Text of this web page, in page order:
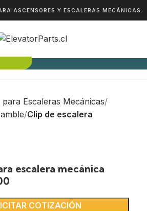
ASCENSORES Y ESCALERAS MECÁNICAS.
para Escaleras Mecánicas
Clip de escalera
escalera mecánica
COTIZACIÓN